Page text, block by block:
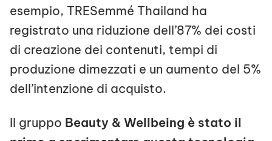
esempio, TRESemmé Thailand ha
registrato una riduzione dell’87% dei costi
di creazione dei contenuti, tempi di
produzione dimezzati e un aumento del 5%
dell’intenzione di acquisto.
Il gruppo Beauty & Wellbeing è stato il